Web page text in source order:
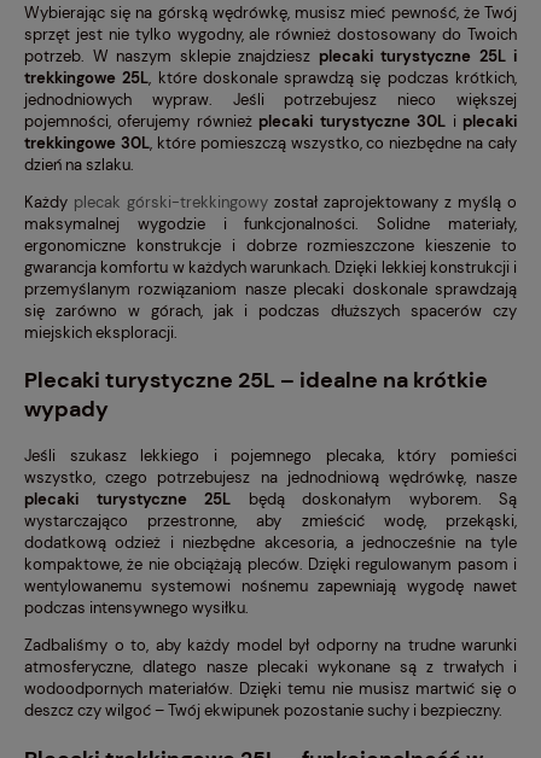
Wybierając się na górską wędrówkę, musisz mieć pewność, że Twój
sprzęt jest nie tylko wygodny, ale również dostosowany do Twoich
potrzeb. W naszym sklepie znajdziesz plecaki turystyczne 25L i
trekkingowe 25L, które doskonale sprawdzą się podczas krótkich,
jednodniowych wypraw. Jeśli potrzebujesz nieco większej
pojemności, oferujemy również plecaki turystyczne 30L i plecaki
trekkingowe 30L, które pomieszczą wszystko, co niezbędne na cały
dzień na szlaku.
Każdy plecak górski-trekkingowy został zaprojektowany z myślą o
maksymalnej wygodzie i funkcjonalności. Solidne materiały,
ergonomiczne konstrukcje i dobrze rozmieszczone kieszenie to
gwarancja komfortu w każdych warunkach. Dzięki lekkiej konstrukcji i
przemyślanym rozwiązaniom nasze plecaki doskonale sprawdzają
się zarówno w górach, jak i podczas dłuższych spacerów czy
miejskich eksploracji.
Plecaki turystyczne 25L – idealne na krótkie
wypady
Jeśli szukasz lekkiego i pojemnego plecaka, który pomieści
wszystko, czego potrzebujesz na jednodniową wędrówkę, nasze
plecaki turystyczne 25L będą doskonałym wyborem. Są
wystarczająco przestronne, aby zmieścić wodę, przekąski,
dodatkową odzież i niezbędne akcesoria, a jednocześnie na tyle
kompaktowe, że nie obciążają pleców. Dzięki regulowanym pasom i
wentylowanemu systemowi nośnemu zapewniają wygodę nawet
podczas intensywnego wysiłku.
Zadbaliśmy o to, aby każdy model był odporny na trudne warunki
atmosferyczne, dlatego nasze plecaki wykonane są z trwałych i
wodoodpornych materiałów. Dzięki temu nie musisz martwić się o
deszcz czy wilgoć – Twój ekwipunek pozostanie suchy i bezpieczny.